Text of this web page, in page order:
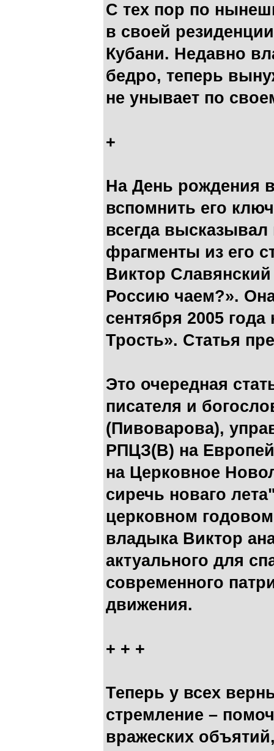
С тех пор по
в своей
Кубани. Недавно
бедро, теперь
не унывает по
+
На День рождения
вспомнить его
всегда
фрагменты из его
Виктор
Россию чаем?».
сентября 2005
Трость». Статья
Это очередная
писателя и
(Пивоварова),
РПЦЗ(В) на
на Церковное
сиречь новаго
церковном
владыка Виктор
актуального для
современного
движения.
+ + +
Теперь у всех
стремление –
вражеских